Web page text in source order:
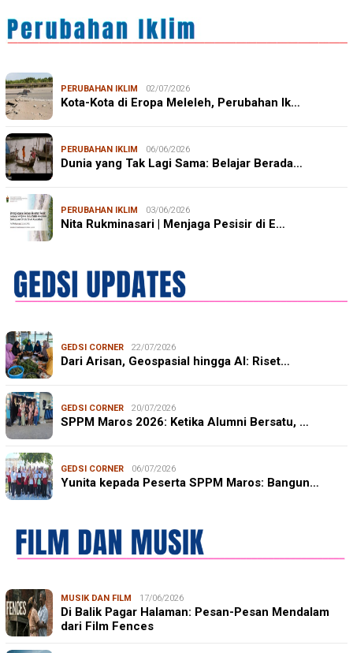
PERUBAHAN IKLIM 02/07/2026
Kota-Kota di Eropa Meleleh, Perubahan Ik…
PERUBAHAN IKLIM 06/06/2026
Dunia yang Tak Lagi Sama: Belajar Berada…
PERUBAHAN IKLIM 03/06/2026
Nita Rukminasari | Menjaga Pesisir di E…
GEDSI CORNER 22/07/2026
Dari Arisan, Geospasial hingga AI: Riset…
GEDSI CORNER 20/07/2026
SPPM Maros 2026: Ketika Alumni Bersatu, …
GEDSI CORNER 06/07/2026
Yunita kepada Peserta SPPM Maros: Bangun…
MUSIK DAN FILM 17/06/2026
Di Balik Pagar Halaman: Pesan-Pesan Mendalam
dari Film Fences